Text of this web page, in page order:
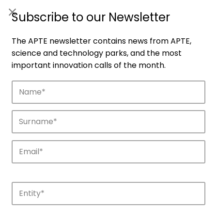
Companies
Discover the companies that drive
Subscribe to our Newsletter
The APTE newsletter contains news from APTE,
science and technology parks, and the most
important innovation calls of the month.